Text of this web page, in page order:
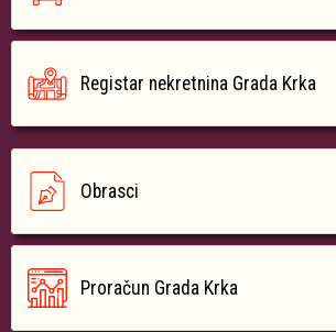
Registar nekretnina Grada Krka
Obrasci
Proračun Grada Krka